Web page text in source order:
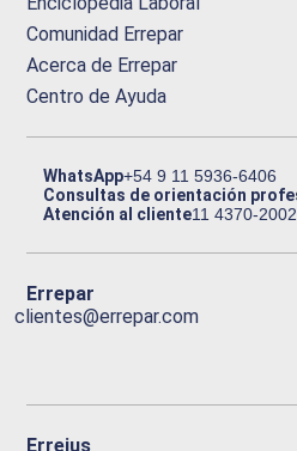
Comunidad Errepar
Acerca de Errepar
Centro de Ayuda
WhatsApp+54 9 11 5936-6406
Consultas de orientación
Atención al cliente11 4370-2002
Errepar
clientes@errepar.com
Erreius